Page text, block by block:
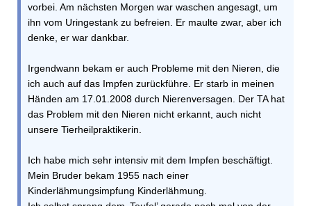
vorbei. Am nächsten Morgen war waschen angesagt, um
ihn vom Uringestank zu befreien. Er maulte zwar, aber ich
denke, er war dankbar.
Irgendwann bekam er auch Probleme mit den Nieren, die
ich auch auf das Impfen zurückführe. Er starb in meinen
Händen am 17.01.2008 durch Nierenversagen. Der TA hat
das Problem mit den Nieren nicht erkannt, auch nicht
unsere Tierheilpraktikerin.
Ich habe mich sehr intensiv mit dem Impfen beschäftigt.
Mein Bruder bekam 1955 nach einer
Kinderlähmungsimpfung Kinderlähmung.